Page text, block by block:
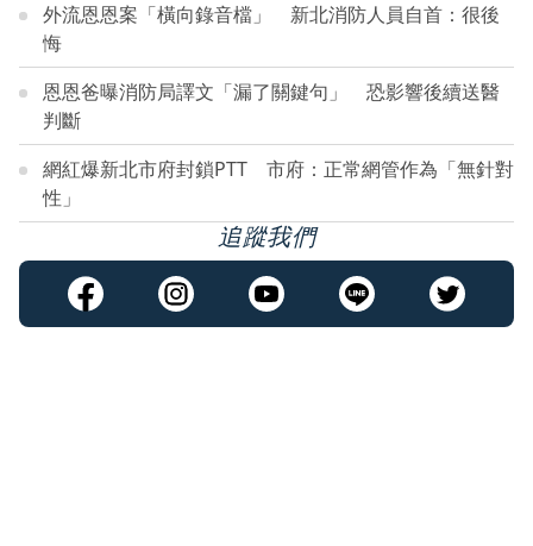
外流恩恩案「橫向錄音檔」 新北消防人員自首：很後
悔
恩恩爸曝消防局譯文「漏了關鍵句」 恐影響後續送醫
判斷
網紅爆新北市府封鎖PTT 市府：正常網管作為「無針對
性」
追蹤我們